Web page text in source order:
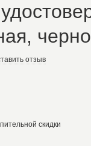
отзыв
скидки